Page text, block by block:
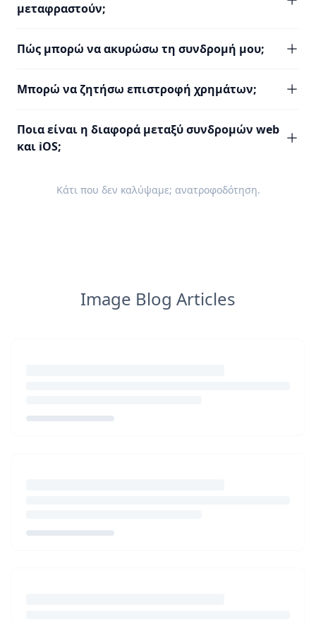
μεταφραστούν;
Πώς μπορώ να ακυρώσω τη συνδρομή μου;
Μπορώ να ζητήσω επιστροφή χρημάτων;
Ποια είναι η διαφορά μεταξύ συνδρομών web
και iOS;
Κάτι που δεν καλύψαμε; ανατροφοδότηση.
Image Blog Articles